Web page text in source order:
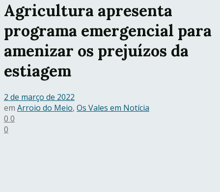
Agricultura apresenta
programa emergencial para
amenizar os prejuízos da
estiagem
2 de março de 2022
em Arroio do Meio, Os Vales em Notícia
0 0
0